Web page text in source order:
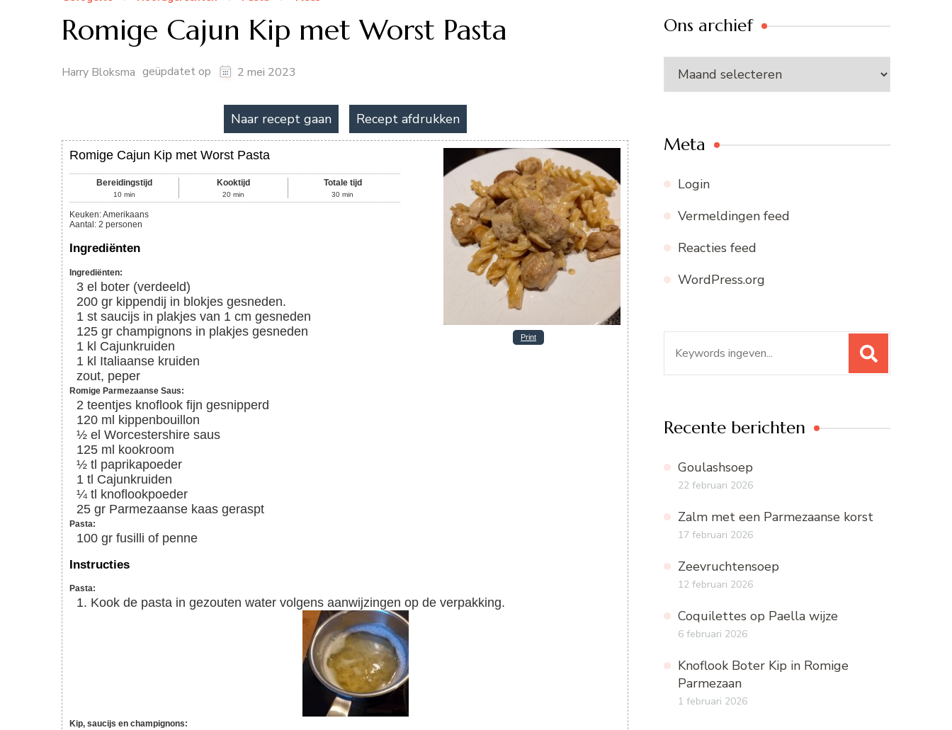
Romige Cajun Kip met Worst Pasta
Harry Bloksma geüpdatet op 2 mei 2023
Naar recept gaan Recept afdrukken
Print
Romige Cajun Kip met Worst Pasta
Bereidingstijd
10 min
Kooktijd
20 min
Totale tijd
30 min
Keuken:Amerikaans
Aantal : 2 personen
Ingrediënten
Ingrediënten:
3 el boter (verdeeld)
200 gr kippendij in blokjes gesneden.
1 st saucijs in plakjes van 1 cm gesneden
125 gr champignons in plakjes gesneden
1 kl Cajunkruiden
1 kl Italiaanse kruiden
zout, peper
Romige Parmezaanse Saus:
2 teentjes knoflook fijn gesnipperd
120 ml kippenbouillon
½ el Worcestershire saus
125 ml kookroom
½ tl paprikapoeder
1 tl Cajunkruiden
¼ tl knoflookpoeder
25 gr Parmezaanse kaas geraspt
Pasta:
100 gr fusilli of penne
Instructies
Pasta:
Kook de pasta in gezouten water volgens aanwijzingen op de verpakking.
Kip, saucijs en champignons:
Ons archief
Ons
archief
Meta
Login
Vermeldingen feed
Reacties feed
WordPress.org
naar:
Recente berichten
Goulashsoep
22 februari 2026
Zalm met een Parmezaanse korst
17 februari 2026
Zeevruchtensoep
12 februari 2026
Coquilettes op Paella wijze
6 februari 2026
Knoflook Boter Kip in Romige
Parmezaan
1 februari 2026